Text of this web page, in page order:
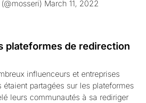
March 11, 2022
plateformes de redirection
influenceurs et entreprises
étaient partagées sur les plateformes
leurs communautés à sa rediriger